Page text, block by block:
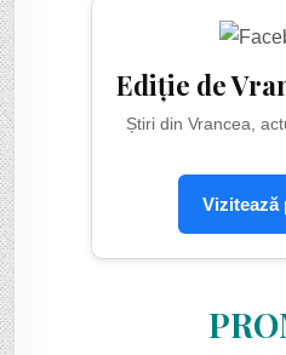
Ediție de
Știri din Vrancea,
Vizitează